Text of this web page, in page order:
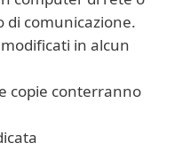
di comunicazione.
in alcun
copie conterranno